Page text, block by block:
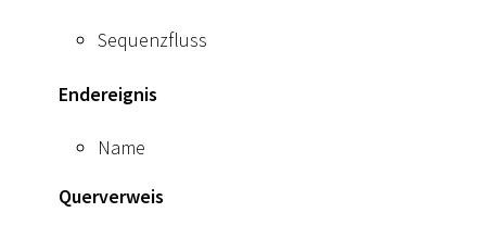
Sequenzfluss
Endereignis
Name
Querverweis